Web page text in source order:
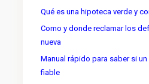
Qué es una hipoteca verde y
Como y donde reclamar los
nueva
Manual rápido para saber si
fiable